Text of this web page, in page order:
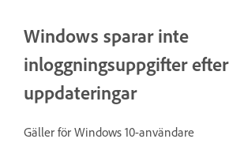
Windows sparar inte
inloggningsuppgifter
uppdateringar
Gäller för Windows 10-användare